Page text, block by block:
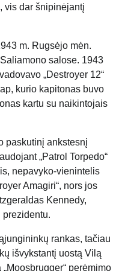
vis dar šnipinėjantį
m. Rugsėjo mėn.
salose. 1943
„Destroyer 12“
kurio kapitonas buvo
kartu su naikintojais
paskutinį ankstesnį
„Patrol Torpedo“
nepavyko-vienintelis
Amagiri“, nors jos
Kennedy,
rankas, tačiau
išvykstantį uostą Vilą
perėmimo